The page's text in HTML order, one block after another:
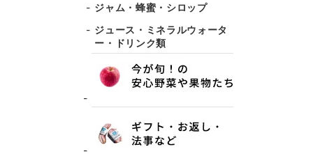
ジャム・蜂蜜・シロップ
ジュース・ミネラルウォータ
ー・ドリンク類